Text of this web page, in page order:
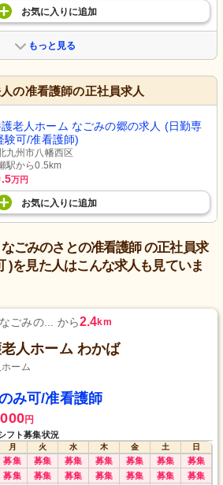
お気に入り に追加
もっと見る
の准看護師の正社員求人
老人ホーム なごみの郷の求人 (日勤専
験可/准看護師)
九州市八幡西区
駅から0.5km
万円
お気に入り に追加
ごみのさとの准看護師 の正社員求
)を見た人はこんな求人も見ていま
ごみの... から2.4km
人ホーム わかば
ーム
み可/准看護師
円
フト募集状況
月 火 水 木 金 土
日
募集 募集 募集 募集 募集 募集 募集
募集 募集 募集 募集 募集 募集 募集